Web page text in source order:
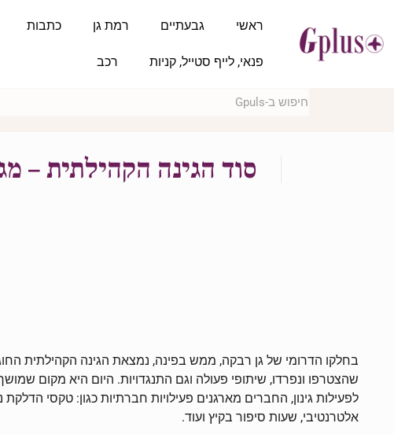
ראשי גבעתיים רמת גן כתבות
פנאי, לייף סטייל, קניות רכב
סוד הגינה הקהילתית –
שהצטרפו ונפרדו, שיתופי פעולה וגם התנגדויות. היום היא מקום
לפעילות גינון, החברים מארגנים פעילויות חברתיות כגון: טקסי
אלטרנטיבי, שעות סיפור בקיץ ועוד.